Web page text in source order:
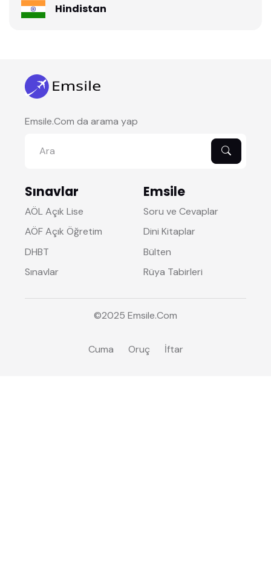
Hindistan
Emsile.Com da arama yap
Sınavlar
AÖL Açık Lise
AÖF Açık Öğretim
DHBT
Sınavlar
Emsile
Soru ve Cevaplar
Dini Kitaplar
Bülten
Rüya Tabirleri
©2025 Emsile.Com
Cuma Oruç İftar